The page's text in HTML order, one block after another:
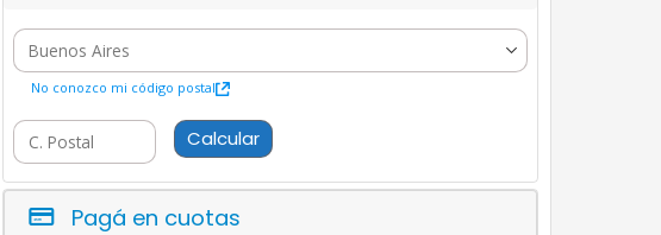
No conozco mi código postal
Calcular
Pagá en cuotas